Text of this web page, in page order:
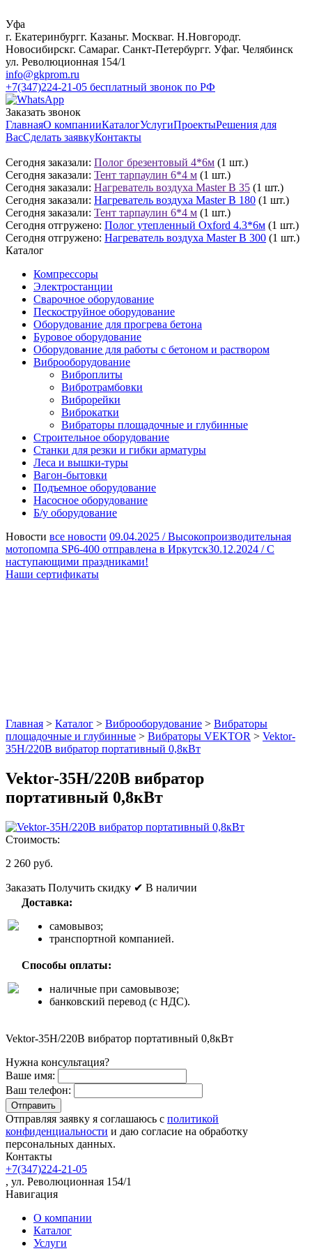
Уфа
г. Екатеринбургг. Казаньг. Москваг. Н.Новгородг.
Новосибирскг. Самараг. Санкт-Петербургг. Уфаг. Челябинск
ул. Революционная 154/1
info@gkprom.ru
+7(347)224-21-05 бесплатный звонок по РФ
Заказать звонок
ГлавнаяО компанииКаталогУслугиПроектыРешения для
ВасСделать заявкуКонтакты
Сегодня заказали: Полог брезентовый 4*6м (1 шт.)
Сегодня заказали: Тент тарпаулин 6*4 м (1 шт.)
Сегодня заказали: Нагреватель воздуха Master B 35 (1 шт.)
Сегодня заказали: Нагреватель воздуха Master B 180 (1 шт.)
Сегодня заказали: Тент тарпаулин 6*4 м (1 шт.)
Сегодня отгружено: Полог утепленный Oxford 4.3*6м (1 шт.)
Сегодня отгружено: Нагреватель воздуха Master B 300 (1 шт.)
Каталог
Компрессоры
Электростанции
Сварочное оборудование
Пескоструйное оборудование
Оборудование для прогрева бетона
Буровое оборудование
Оборудование для работы с бетоном и раствором
Виброоборудование
Виброплиты
Вибротрамбовки
Виброрейки
Виброкатки
Вибраторы площадочные и глубинные
Строительное оборудование
Станки для резки и гибки арматуры
Леса и вышки-туры
Вагон-бытовки
Подъемное оборудование
Насосное оборудование
Б/у оборудование
Новости все новости 09.04.2025 /Высокопроизводительная
мотопомпа SP6-400 отправлена в Иркутск30.12.2024 /С
наступающими праздниками!
Наши сертификаты
Главная > Каталог > Виброоборудование > Вибраторы
площадочные и глубинные > Вибраторы VEKTOR > Vektor-
35H/220В вибратор портативный 0,8кВт
Vektor-35H/220В вибратор
портативный 0,8кВт
Стоимость:
2 260 руб.
Заказать Получить скидку ✔ В наличии
Доставка:
самовывоз;
транспортной компанией.
Способы оплаты:
наличные при самовывозе;
банковский перевод (с НДС).
Vektor-35H/220В вибратор портативный 0,8кВт
Нужна консультация?
Ваше имя:
Ваш телефон:
Отправляя заявку я соглашаюсь с политикой
конфиденциальности и даю согласие на обработку
персональных данных.
Контакты
+7(347)224-21-05
, ул. Революционная 154/1
Навигация
О компании
Каталог
Услуги